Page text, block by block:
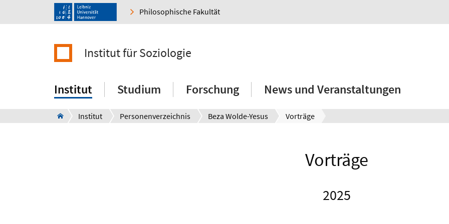
Philosophische Fakultät
Institut für Soziologie
Institut Studium Forschung News und Veranstaltungen
Institut Personenverzeichnis Beza Wolde-Yesus Vorträge
Vorträge
2025